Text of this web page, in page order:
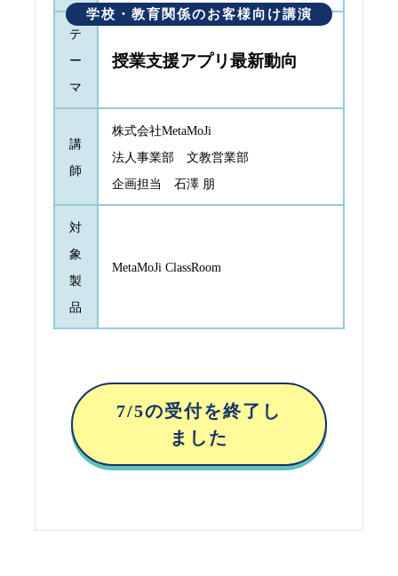
テ
ー
マ
授業支援アプリ最新動向
講
師
株式会社MetaMoJi
法人事業部 文教営業部
企画担当 石澤 朋
対
象
製
品
MetaMoJi ClassRoom
学校・教育関係のお客様向け講演
7/5の受付を終了し
ました